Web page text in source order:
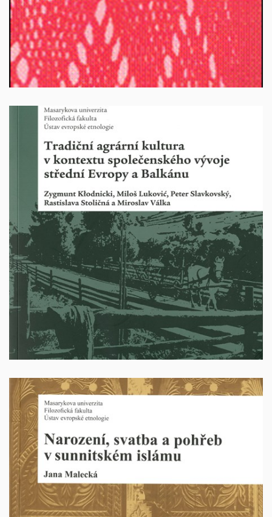
Tradiční agrární kulturra v kontextu společenského
vývoje střední Evropy a Balkánu
Autoři: Zygmunt Klodnicki, Miloš Luković, Peter
Slavkovský, Rasislava Stoličná a Miroslav Válka. Brno
2012. 252 stran. ISBN: 978-80-210-6099-9.
Vyprodáno
Narození, svatba a pohřeb v sunnitském islámu
Autor: Jana Malecká. Brno 2014. 227 stran. ISBN: 978-
80-210-7212-1.